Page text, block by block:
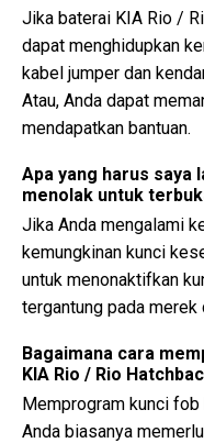
Jika baterai KIA Rio /
dapat menghidupkan
kabel jumper dan
Atau, Anda dapat
mendapatkan bantuan.
Apa yang harus saya
menolak untuk
Jika Anda mengalami
kemungkinan kunci
untuk menonaktifkan
tergantung pada merek
Bagaimana cara
KIA Rio / Rio
Memprogram kunci
Anda biasanya